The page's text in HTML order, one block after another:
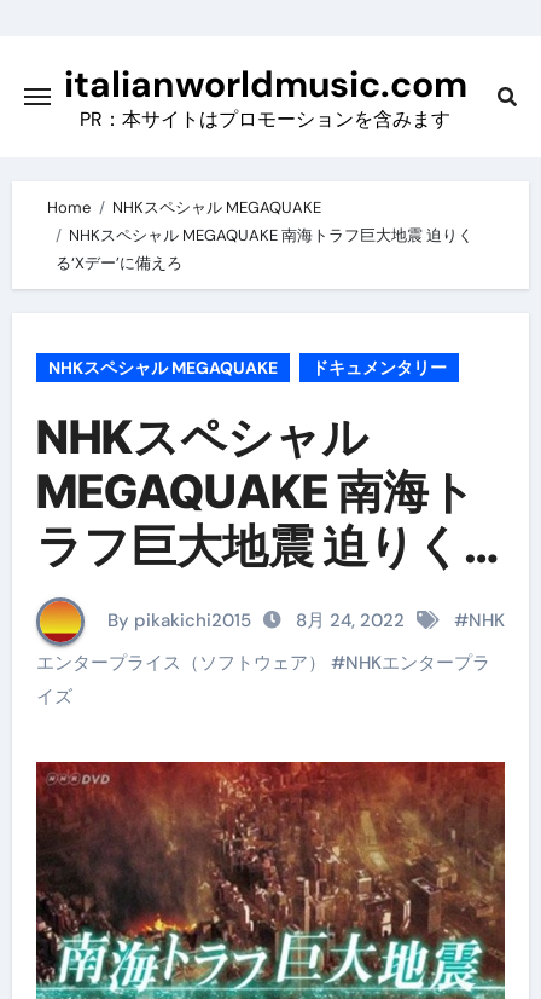
contentitalianworldmusic.com
PR：本サイトはプロモーションを含みます
Home
NHKスペシャル MEGAQUAKE
NHKスペシャル MEGAQUAKE 南海トラフ巨大地震 迫りく
る‘Xデー’に備えろ
NHKスペシャル MEGAQUAKE ドキュメンタリー
NHKスペシャル
MEGAQUAKE 南海ト
ラフ巨大地震 迫りく
る‘Xデー’に備えろ
By pikakichi2015 8月 24, 2022 #NHK
エンタープライス（ソフトウェア）
#NHKエンタープラ
イズ